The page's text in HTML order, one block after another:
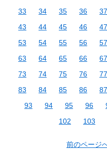
33
34 35 36 37
43
44 45 46 47
53
54 55 56 57
63
64 65 66 67
73
74 75 76 77
83
84 85 86 87
93
94 95 96
102
103
前のページ